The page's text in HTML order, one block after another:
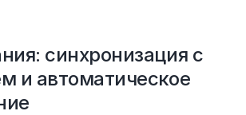
синхронизация с
и автоматическое